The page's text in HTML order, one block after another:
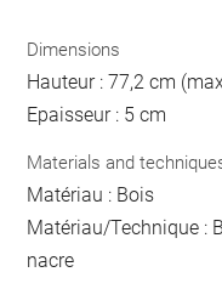
Dimensions
Hauteur : 77,2 cm
Epaisseur : 5 cm
Materials and
Matériau : Bois
Matériau/Technique :
nacre